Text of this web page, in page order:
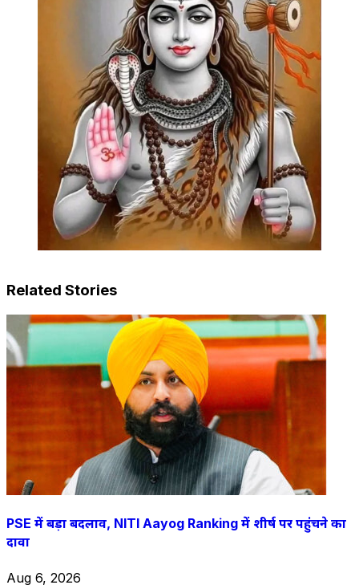
Related Stories
PSE में बड़ा बदलाव, NITI Aayog Ranking में शीर्ष पर पहुंचने का
दावा
Aug 6, 2026